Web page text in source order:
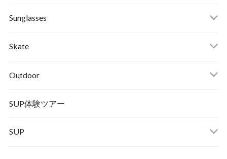
RVCA
ACER
Turn Me On
KAYA
Wetsuits,Rush Guard
Winter Goods
Boots
Bc Gear
Goggle
Helmet
SOX
Shoes
Winter Shoes
Other
Sunglasses
Skate
Outdoor
Norrona
SUP体験ツアー
SUP